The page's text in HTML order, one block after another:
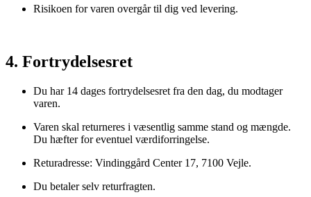
Risikoen for varen overgår til dig ved levering.
4. Fortrydelsesret
Du har 14 dages fortrydelsesret fra den dag, du modtager
varen.
Varen skal returneres i væsentlig samme stand og mængde.
Du hæfter for eventuel værdiforringelse.
Returadresse: Vindinggård Center 17, 7100 Vejle.
Du betaler selv returfragten.